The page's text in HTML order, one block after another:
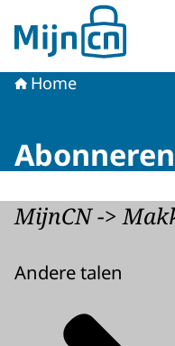
Naar de homepage van
Home
Abonneren
MijnCN ->
Andere talen